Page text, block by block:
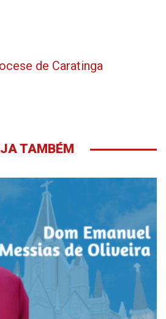
de Caratinga
TAMBÉM